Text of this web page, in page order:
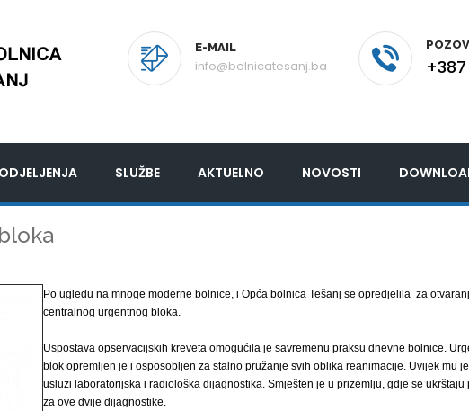
E-MAIL
info@bolnicatesanj.ba
ODJELJENJA SLUŽBE AKTUELNO NOVOSTI
Po ugledu na mnoge moderne bolnice, i Opća bolnica Tešanj se opredjelila za
centralnog urgentnog bloka.
Uspostava opservacijskih kreveta omogućila je savremenu praksu dnevne bolnice.
blok opremljen je i osposobljen za stalno pružanje svih oblika reanimacije. Uvijek mu
usluzi laboratorijska i radiološka dijagnostika. Smješten je u prizemlju, gdje se ukrštaju
za ove dvije dijagnostike.